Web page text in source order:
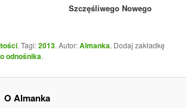
Nowego
. Tagi:2013. Autor:Almanka. Dodaj zakładkę
odnośnika.
O Almanka